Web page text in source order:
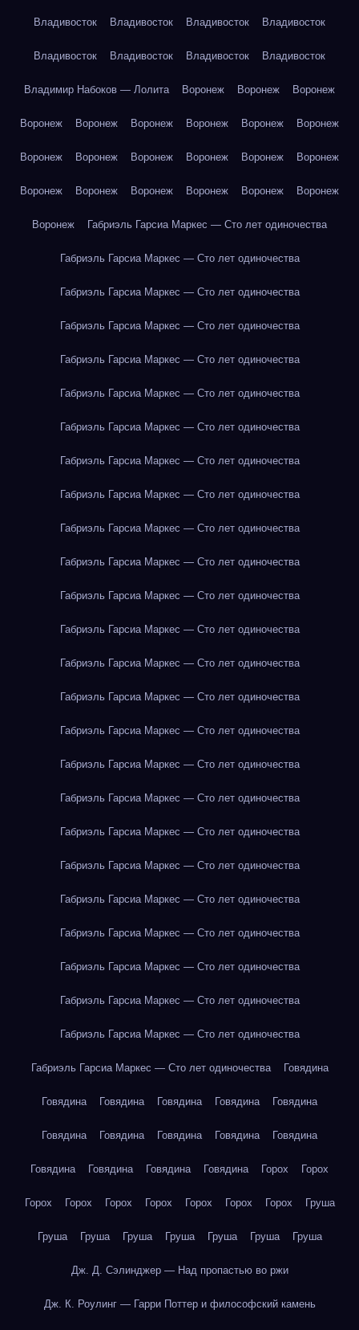
Владивосток Владивосток Владивосток Владивосток
Владивосток Владивосток Владивосток Владивосток
Владимир Набоков — Лолита Воронеж Воронеж Воронеж
Воронеж Воронеж Воронеж Воронеж Воронеж Воронеж
Воронеж Воронеж Воронеж Воронеж Воронеж Воронеж
Воронеж Воронеж Воронеж Воронеж Воронеж Воронеж
Воронеж Габриэль Гарсиа Маркес — Сто лет одиночества
Габриэль Гарсиа Маркес — Сто лет одиночества
Габриэль Гарсиа Маркес — Сто лет одиночества
Габриэль Гарсиа Маркес — Сто лет одиночества
Габриэль Гарсиа Маркес — Сто лет одиночества
Габриэль Гарсиа Маркес — Сто лет одиночества
Габриэль Гарсиа Маркес — Сто лет одиночества
Габриэль Гарсиа Маркес — Сто лет одиночества
Габриэль Гарсиа Маркес — Сто лет одиночества
Габриэль Гарсиа Маркес — Сто лет одиночества
Габриэль Гарсиа Маркес — Сто лет одиночества
Габриэль Гарсиа Маркес — Сто лет одиночества
Габриэль Гарсиа Маркес — Сто лет одиночества
Габриэль Гарсиа Маркес — Сто лет одиночества
Габриэль Гарсиа Маркес — Сто лет одиночества
Габриэль Гарсиа Маркес — Сто лет одиночества
Габриэль Гарсиа Маркес — Сто лет одиночества
Габриэль Гарсиа Маркес — Сто лет одиночества
Габриэль Гарсиа Маркес — Сто лет одиночества
Габриэль Гарсиа Маркес — Сто лет одиночества
Габриэль Гарсиа Маркес — Сто лет одиночества
Габриэль Гарсиа Маркес — Сто лет одиночества
Габриэль Гарсиа Маркес — Сто лет одиночества
Габриэль Гарсиа Маркес — Сто лет одиночества
Габриэль Гарсиа Маркес — Сто лет одиночества
Габриэль Гарсиа Маркес — Сто лет одиночества Говядина
Говядина Говядина Говядина Говядина Говядина
Говядина Говядина Говядина Говядина Говядина
Говядина Говядина Говядина Говядина Горох Горох
Горох Горох Горох Горох Горох Горох Горох Груша
Груша Груша Груша Груша Груша Груша Груша
Дж. Д. Сэлинджер — Над пропастью во ржи
Дж. К. Роулинг — Гарри Поттер и философский камень